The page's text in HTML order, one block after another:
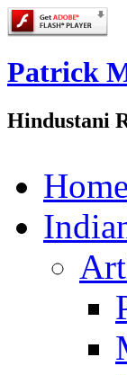
Patrick
Hindustani
Home